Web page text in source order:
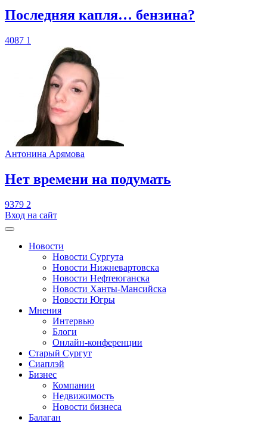
​Последняя капля… бензина?
4087 1
Антонина Арямова
​Нет времени на подумать
9379 2
Вход на сайт
Новости
Новости Сургута
Новости Нижневартовска
Новости Нефтеюганска
Новости Ханты-Мансийска
Новости Югры
Мнения
Интервью
Блоги
Онлайн-конференции
Старый Сургут
Сиаплэй
Бизнес
Компании
Недвижимость
Новости бизнеса
Балаган